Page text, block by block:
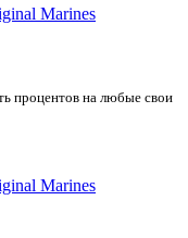
процентов на любые свои